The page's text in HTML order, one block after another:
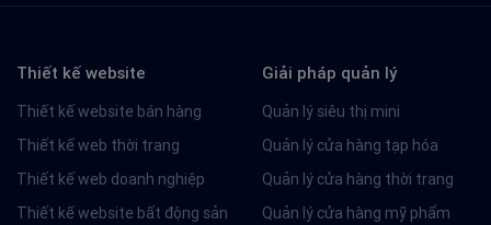
Thiết kế website
Thiết kế website bán hàng
Thiết kế web thời trang
Thiết kế web doanh nghiệp
Thiết kế website bất động sản
Giải pháp quản lý
Quản lý siêu thị mini
Quản lý cửa hàng tạp hóa
Quản lý cửa hàng thời trang
Quản lý cửa hàng mỹ phẩm